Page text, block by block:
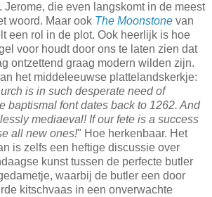
die even langskomt in de meest
woord. Maar ook The Moonstone van
een rol in de plot. Ook heerlijk is hoe
voor houdt door ons te laten zien dat
ontzettend graag modern wilden zijn.
het middeleeuwse plattelandskerkje:
is in such desperate need of
baptismal font dates back to 1262. And
mediaeval! If our fete is a success
all new ones!" Hoe herkenbaar. Het
is zelfs een heftige discussie over
kunst tussen de perfecte butler
waarbij de butler een door
kitschvaas in een onverwachte